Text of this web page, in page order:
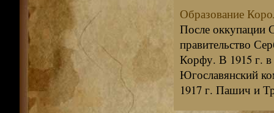
Образование
После оккупации
правительство
Корфу. В 1915 г.
Югославянский
1917 г. Пашич и